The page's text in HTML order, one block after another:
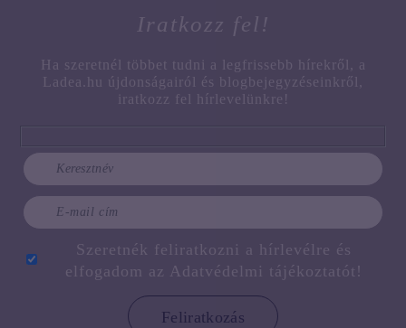
Iratkozz fel!
Ha szeretnél többet tudni a legfrissebb hírekről, a
Ladea.hu újdonságairól és blogbejegyzéseinkről,
iratkozz fel hírlevelünkre!
Szeretnék feliratkozni a hírlevélre és
elfogadom az Adatvédelmi tájékoztatót!